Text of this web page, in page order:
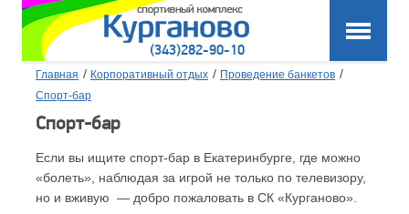
(343)282-90-10
Главная / Корпоративный отдых / Проведение банкетов /
Спорт-бар
Спорт-бар
Если вы ищите спорт-бар в Екатеринбурге, где можно
«болеть», наблюдая за игрой не только по телевизору,
но и вживую — добро пожаловать в СК «Курганово».